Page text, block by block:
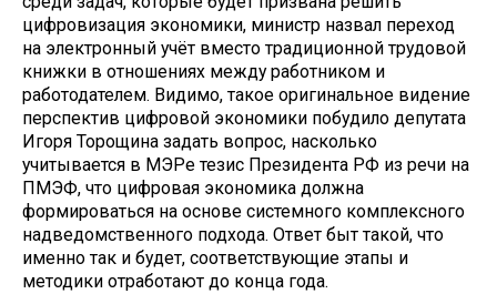
цифровизация экономики, министр назвал переход
на электронный учёт вместо традиционной трудовой
книжки в отношениях между работником и
работодателем. Видимо, такое оригинальное видение
перспектив цифровой экономики побудило депутата
Игоря Торощина задать вопрос, насколько
учитывается в МЭРе тезис Президента РФ из речи на
ПМЭФ, что цифровая экономика должна
формироваться на основе системного комплексного
надведомственного подхода. Ответ быт такой, что
именно так и будет, соответствующие этапы и
методики отработают до конца года.